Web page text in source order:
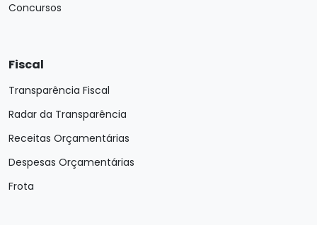
Concursos
Fiscal
Transparência Fiscal
Radar da Transparência
Receitas Orçamentárias
Despesas Orçamentárias
Frota